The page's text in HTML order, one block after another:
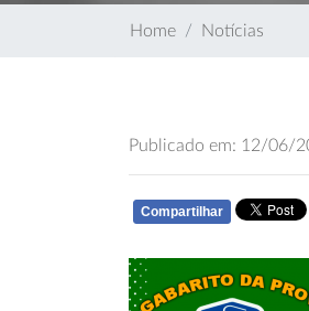
Home Notícias
Publicado em: 12/06/
Compartilhar